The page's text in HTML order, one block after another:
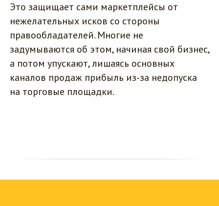
Это защищает сами маркетплейсы от
нежелательных исков со стороны
правообладателей. Многие не
задумываются об этом, начиная свой бизнес,
а потом упускают, лишаясь основных
каналов продаж прибыль из-за недопуска
на торговые площадки.